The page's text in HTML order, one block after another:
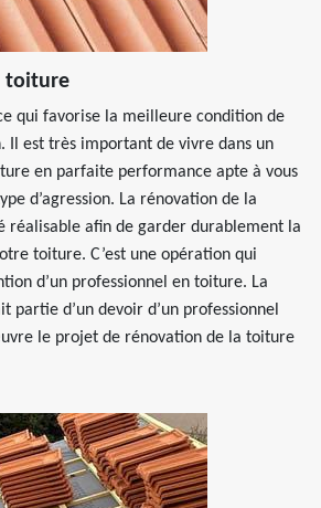
toiture
qui favorise la meilleure condition de
Il est très important de vivre dans un
en parfaite performance apte à vous
d’agression. La rénovation de la
réalisable afin de garder durablement la
toiture. C’est une opération qui
d’un professionnel en toiture. La
partie d’un devoir d’un professionnel
le projet de rénovation de la toiture